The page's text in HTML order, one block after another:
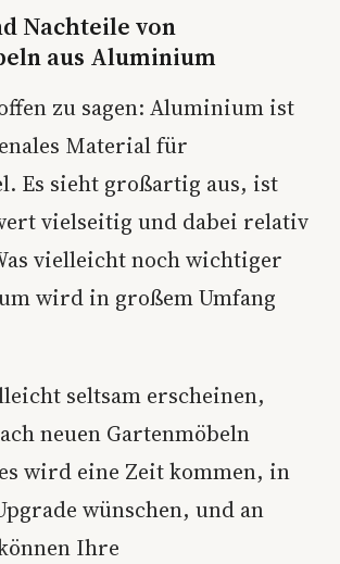
Nachteile von
aus Aluminium
zu sagen: Aluminium ist
Material für
Es sieht großartig aus, ist
vielseitig und dabei relativ
vielleicht noch wichtiger
wird in großem Umfang
seltsam erscheinen,
neuen Gartenmöbeln
wird eine Zeit kommen, in
wünschen, und an
Ihre